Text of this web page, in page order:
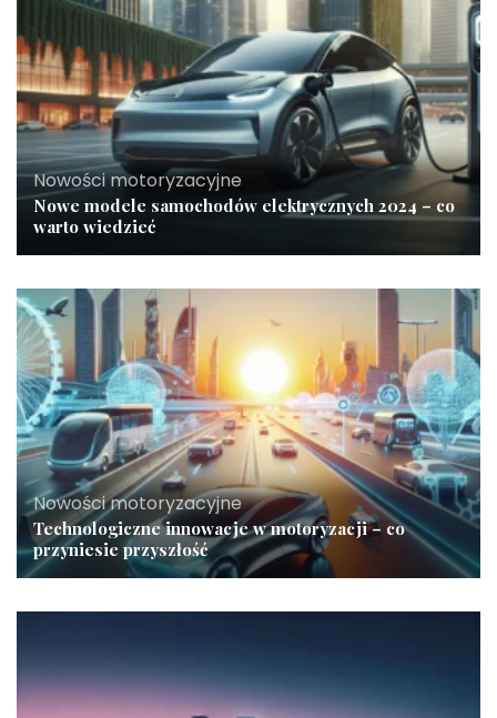
Nowości motoryzacyjne
Nowe modele samochodów elektrycznych 2024 – co
warto wiedzieć
Nowości motoryzacyjne
Technologiczne innowacje w motoryzacji – co
przyniesie przyszłość